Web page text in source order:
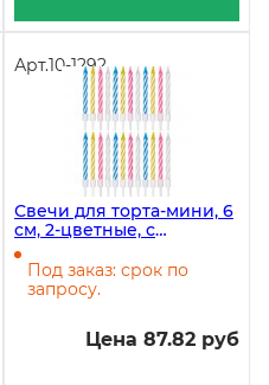
Арт.10-1292
Свечи для торта-мини, 6
см, 2-цветные, с
держателями, 24 штуки
Под заказ: срок по
запросу.
Цена 87.82 руб